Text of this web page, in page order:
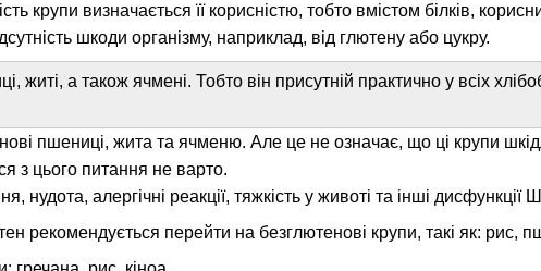
крупи визначається її корисністю, тобто вмістом білків,
шкоди організму, наприклад, від глютену або цукру.
житі, а також ячмені. Тобто він присутній практично у всіх
пшениці, жита та ячменю. Але це не означає, що ці крупи
з цього питання не варто.
алергічні реакції, тяжкість у животі та інші дисфункції
рекомендується перейти на безглютенові крупи, такі як: рис,